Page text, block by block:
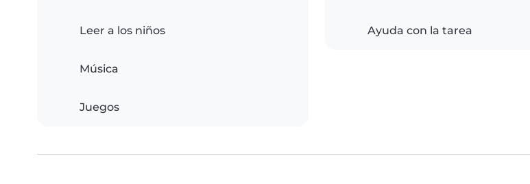
Leer a los niños
Música
Juegos
Ayuda con la tarea